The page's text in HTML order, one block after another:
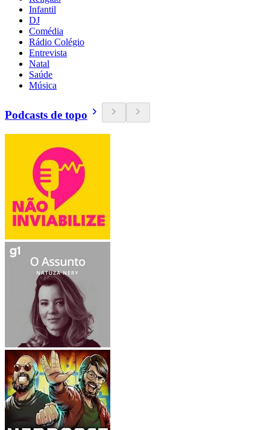
Infantil
DJ
Comédia
Rádio Colégio
Entrevista
Natal
Saúde
Música
Podcasts de topo